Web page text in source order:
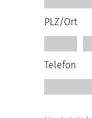
PLZ/Ort
Telefon